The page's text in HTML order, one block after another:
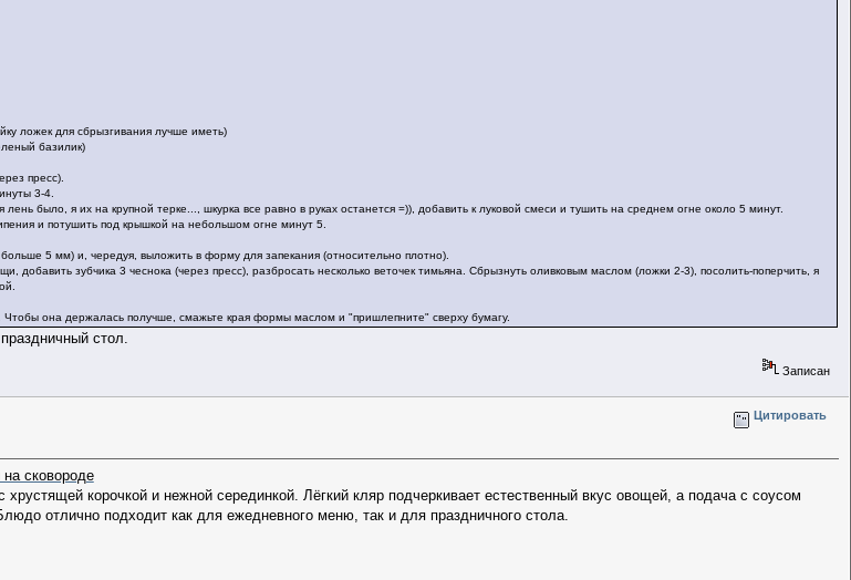
ложек для сбрызгивания лучше иметь)
базилик)
пресс).
3-4.
было, я их на крупной терке..., шкурка все равно в руках останется =)), добавить к луковой смеси и тушить на среднем огне около 5 минут.
и потушить под крышкой на небольшом огне минут 5.
5 мм) и, чередуя, выложить в форму для запекания (относительно плотно).
добавить зубчика 3 чеснока (через пресс), разбросать несколько веточек тимьяна. Сбрызнуть оливковым маслом (ложки 2-3), посолить-поперчить, я
она держалась получше, смажьте края формы маслом и "пришлепните" сверху бумагу.
стол.
Записан
Цитировать
сковороде
хрустящей корочкой и нежной серединкой. Лёгкий кляр подчеркивает естественный вкус овощей, а подача с соусом
отлично подходит как для ежедневного меню, так и для праздничного стола.